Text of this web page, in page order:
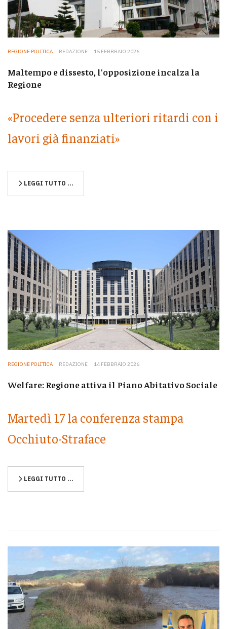
REGIONE POLITICA REDAZIONE 15 FEBBRAIO 2026
Maltempo e dissesto, l'opposizione incalza la
Regione
«Procedere senza ulteriori ritardi con i
lavori già finanziati»
LEGGI TUTTO …
REGIONE POLITICA REDAZIONE 14 FEBBRAIO 2026
Welfare: Regione attiva il Piano Abitativo Sociale
Martedì 17 la conferenza stampa
Occhiuto-Straface
LEGGI TUTTO …